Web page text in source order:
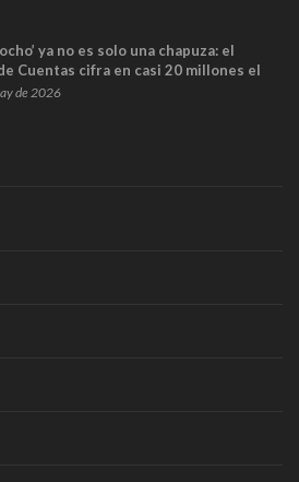
ya no es solo una chapuza: el
Cuentas cifra en casi 20 millones el
de los trenes que no cabían por los
de 2026